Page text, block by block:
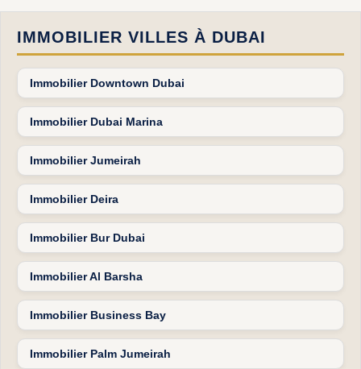
IMMOBILIER VILLES À DUBAI
Immobilier Downtown Dubai
Immobilier Dubai Marina
Immobilier Jumeirah
Immobilier Deira
Immobilier Bur Dubai
Immobilier Al Barsha
Immobilier Business Bay
Immobilier Palm Jumeirah